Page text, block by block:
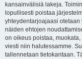
kansainvälisiä lakeja.
lopullisesti poistaa
yhteydentarjoajaasi otetaan
näiden ehtojen
on oikeus poistaa,
viesti niin halutessamme.
tallennetaan tietokantaan.